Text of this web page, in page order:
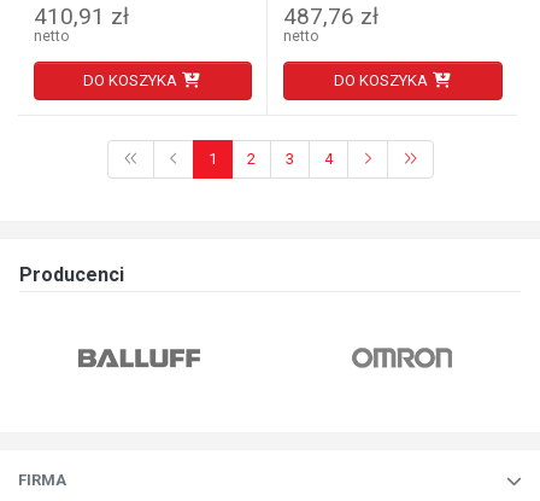
410,91 zł
netto
DO KOSZYKA
487,76 zł
netto
DO KOSZYKA
1 2 3 4
Producenci
FIRMA